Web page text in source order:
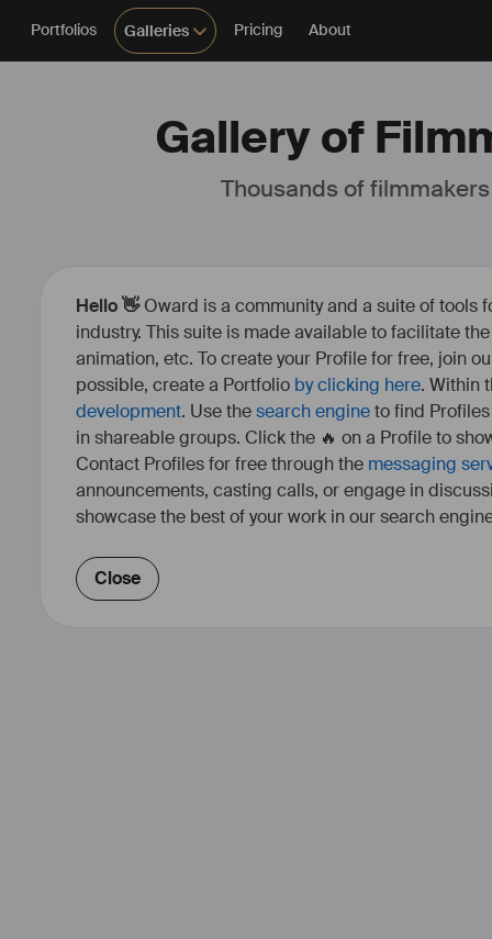
Portfolios Galleries Pricing About
Gallery of
Thousands of
Hello 👋Oward is a community and a suite of tools
industry. This suite is made available to facilitate
animation, etc. To create your Profile for free, join
possible, create a Portfolio by clicking here. Within
development. Use thesearch engineto find
in shareable groups. Click the 🔥 on a Profile to
Contact Profiles for free through the messaging
announcements, casting calls, or engage in
showcase the best of your work in our search
Close
quelques décennies en tant
cinéma et à la télévision,
l’écriture et à la dramaturgie. Il
d’une trentaine de pièces qui
France, Belgique, Québec,
Roumanie… Certaines sont